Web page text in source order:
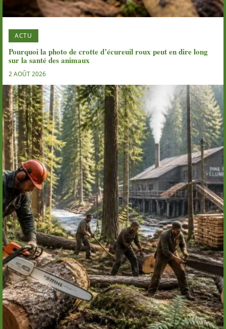
ACTU
Pourquoi la photo de crotte d’écureuil roux peut en dire long
sur la santé des animaux
2 AOÛT 2026